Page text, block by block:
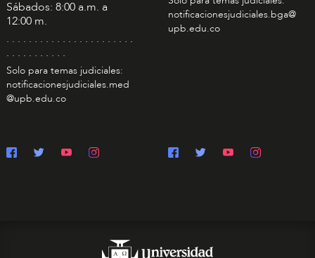
Sábados: 8:00 a.m. a
12:00 m.
. . . . . . . . . . . . . . . . . . . . . . .
. . . . . . . . . . .
Solo para temas judiciales:
notificacionesjudiciales.med
@upb.edu.co
notificacionesjudiciales.bga@
upb.edu.co